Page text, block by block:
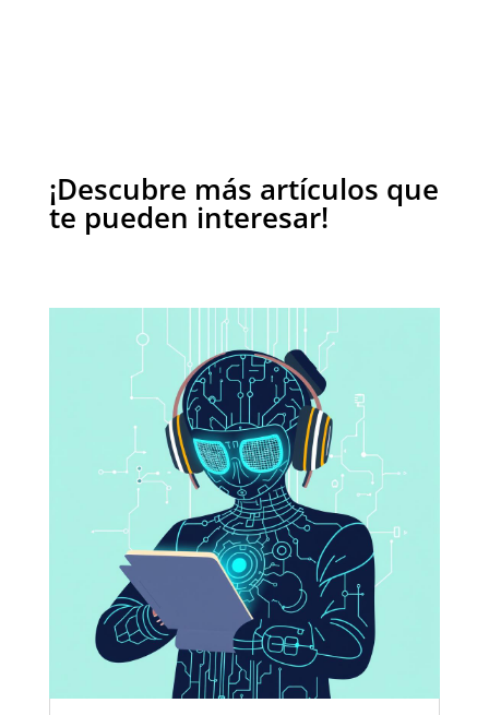
¡Descubre más artículos que
te pueden interesar!